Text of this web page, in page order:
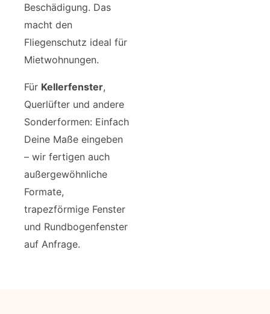
Beschädigung. Das
macht den
Fliegenschutz ideal für
Mietwohnungen.
Für Kellerfenster,
Querlüfter und andere
Sonderformen: Einfach
Deine Maße eingeben
– wir fertigen auch
außergewöhnliche
Formate,
trapezförmige Fenster
und Rundbogenfenster
auf Anfrage.